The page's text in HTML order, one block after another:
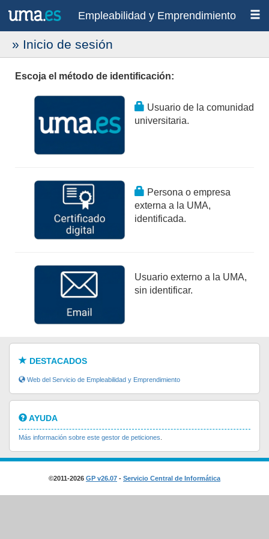
Empleabilidad y Emprendimiento
» Inicio de sesión
Escoja el método de identificación:
Usuario de la comunidad
universitaria.
Persona o empresa
externa a la UMA,
identificada.
Usuario externo a la UMA,
sin identificar.
DESTACADOS
Web del Servicio de Empleabilidad y Emprendimiento
AYUDA
Más información sobre este gestor de peticiones
©2011-2026 GP v26.07 - Servicio Central de Informática